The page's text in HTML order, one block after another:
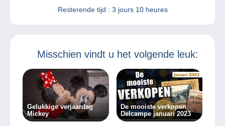
Resterende tijd : 3 jours 10 heures
Misschien vindt u het volgende leuk:
Gelukkige verjaardag
Mickey
De mooiste verkopen
Delcampe januari 2023